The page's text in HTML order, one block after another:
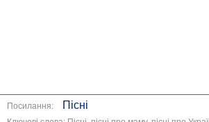
Посилання: Пісні